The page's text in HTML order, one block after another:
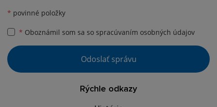
* povinné položky
* Oboznámil som sa so spracúvaním osobných údajov
Google reCaptcha Response
Odoslať správu
Rýchle odkazy